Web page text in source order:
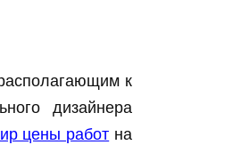
к
дизайнера
цены работ на